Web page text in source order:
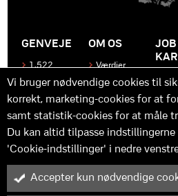
GENVEJE
1.522
Produkter
Kontakt
os
OM OS
Værdier
Historen
bag
MBDK
Hvad gør
os unikke
JOB
af
y™ er driftet af MBDK ApS –
Vi bruger nødvendige cookies til
korrekt, marketing-cookies for at
samt statistik-cookies for at måle
Du kan altid tilpasse
'Cookie-indstillinger' i nedre
Accepter kun nødvendige